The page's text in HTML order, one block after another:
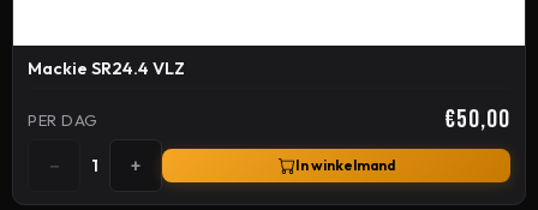
Mackie SR24.4 VLZ
PER DAG €50,00
− 1 + In winkelmand